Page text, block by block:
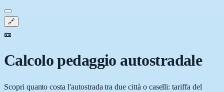
🔗
🎫
Calcolo pedaggio autostradale
Scopri quanto costa l'autostrada tra due città o caselli: tariffa del